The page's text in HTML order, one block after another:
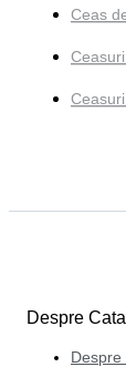
Ceas
Despre
Despre